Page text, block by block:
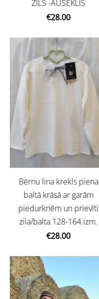
ZILS -AUSEKLIS
€28.00
Bērnu lina krekls piena
baltā krāsā ar garām
piedurknēm un prievīti
zila/balta.128-164.izm.
€28.00